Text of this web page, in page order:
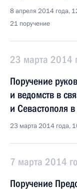
8 апреля 2014 года,
21 поручение
23 марта 2014
Поручение
и ведомств в
и Севастополя
23 марта 2014 года,
7 марта 2014
Поручение